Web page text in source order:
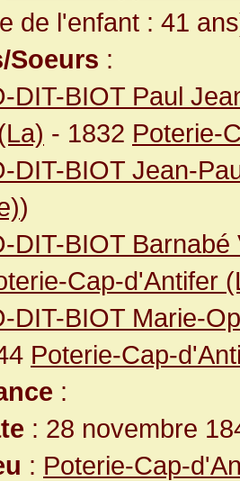
de l'enfant : 41
Soeurs :
DIT-BIOT Paul
- 1832 Poterie-
DIT-BIOT Jean-
)
DIT-BIOT Barnabé
Cap-d'Antifer
DIT-BIOT Marie-
Poterie-Cap-
:
: 28 novembre
: Poterie-Cap-